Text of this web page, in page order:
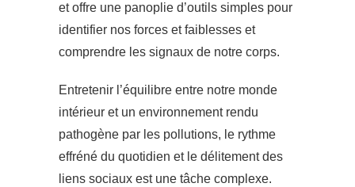
et offre une panoplie d’outils simples pour
identifier nos forces et faiblesses et
comprendre les signaux de notre corps.
Entretenir l’équilibre entre notre monde
intérieur et un environnement rendu
pathogène par les pollutions, le rythme
effréné du quotidien et le délitement des
liens sociaux est une tâche complexe.